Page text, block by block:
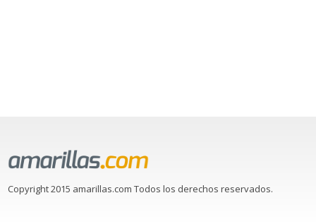
Copyright 2015 amarillas.com Todos los derechos reservados.